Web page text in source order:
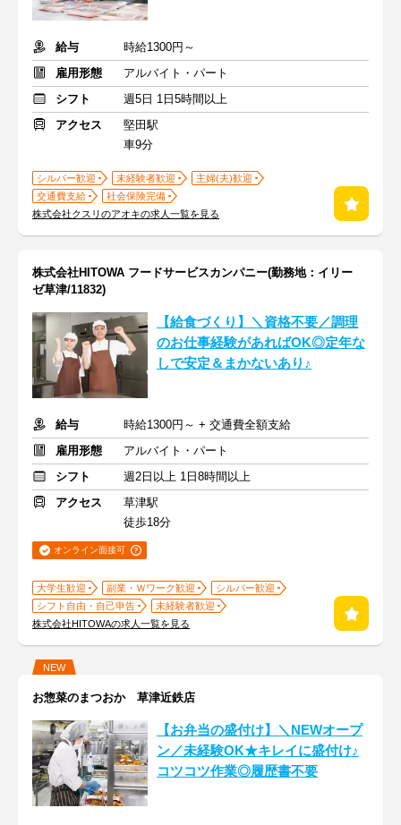
給与
時給1300円～
雇用形態
アルバイト・パート
シフト
週5日 1日5時間以上
アクセス
堅田駅
車9分
シルバー歓迎 未経験者歓迎
主婦(夫)歓迎
交通費支給
社会保険完備
株式会社クスリのアオキの求人一覧を見る
株式会社HITOWA フードサービスカンパニー(勤務地：イリー
ゼ草津/11832)
【給食づくり】＼資格不要／調理
のお仕事経験があればOK◎定年な
しで安定＆まかないあり♪
給与
時給1300円～ + 交通費全額支給
雇用形態
アルバイト・パート
シフト
週2日以上 1日8時間以上
アクセス
草津駅
徒歩18分
オンライン面接可
大学生歓迎 副業・Ｗワーク歓迎
シルバー歓迎
シフト自由・自己申告
未経験者歓迎
株式会社HITOWAの求人一覧を見る
NEW
お惣菜のまつおか 草津近鉄店
【お弁当の盛付け】＼NEWオープ
ン／未経験OK★キレイに盛付け♪
コツコツ作業◎履歴書不要